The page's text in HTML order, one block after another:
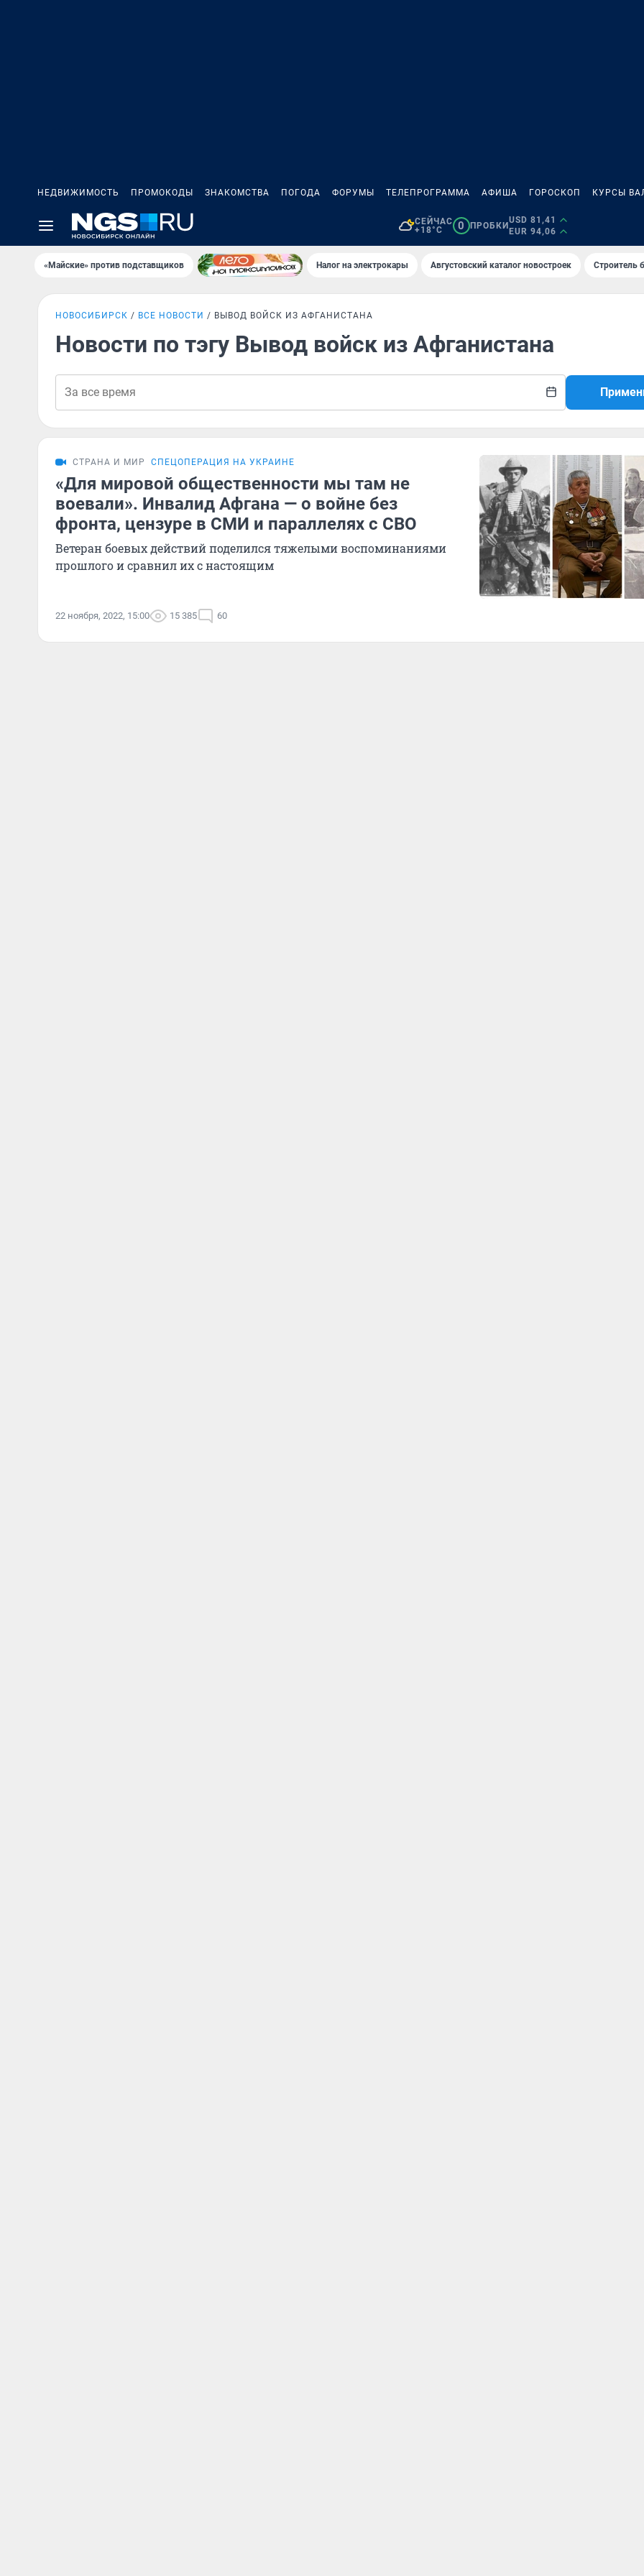
НЕДВИЖИМОСТЬ ПРОМОКОДЫ ЗНАКОМСТВА ПОГОДА ФОРУМЫ ТЕЛЕПРОГРАММА АФИША ГОРОСКОП КУРСЫ
СЕЙЧАС
+18°C
0 ПРОБКИ
USD 81,41
EUR 94,06
«Майские» против подставщиков Налог на электрокары Августовский каталог новостроек Строитель
НОВОСИБИРСК ВСЕ НОВОСТИ ВЫВОД ВОЙСК ИЗ АФГАНИСТАНА
Новости по тэгу Вывод войск из Афганистана
СТРАНА И МИР СПЕЦОПЕРАЦИЯ НА УКРАИНЕ
«Для мировой общественности мы там не
воевали». Инвалид Афгана — о войне без
фронта, цензуре в СМИ и параллелях с СВО
Ветеран боевых действий поделился тяжелыми воспоминаниями
прошлого и сравнил их с настоящим
22 ноября, 2022, 15:00 15 385 60